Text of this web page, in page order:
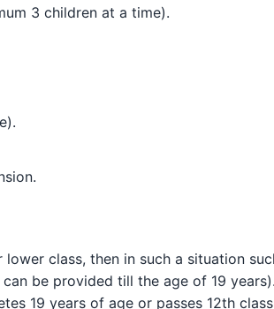
3 children at a time).
class, then in such a situation
be provided till the age of 19 years).
19 years of age or passes 12th